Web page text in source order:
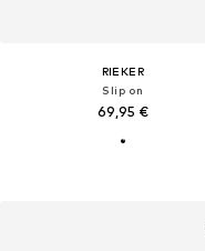
RIEKER
Slip on
69,95 €